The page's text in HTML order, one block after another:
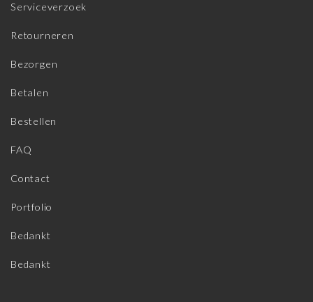
Serviceverzoek
Retourneren
Bezorgen
Betalen
Bestellen
FAQ
Contact
Portfolio
Bedankt
Bedankt